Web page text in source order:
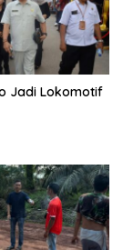
Jadi Lokomotif